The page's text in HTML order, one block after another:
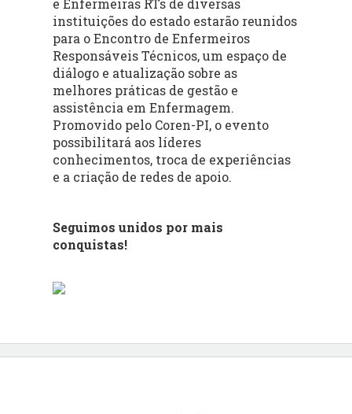
instituições do estado estarão reunidos
para o Encontro de Enfermeiros
Responsáveis Técnicos, um espaço de
diálogo e atualização sobre as
melhores práticas de gestão e
assistência em Enfermagem.
Promovido pelo Coren-PI, o evento
possibilitará aos líderes
conhecimentos, troca de experiências
e a criação de redes de apoio.
Seguimos unidos por mais
conquistas!